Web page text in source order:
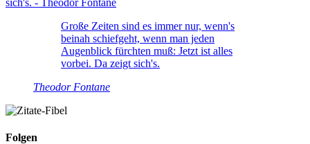
Große Zeiten sind es immer nur, wenn's
beinah schiefgeht, wenn man jeden
Augenblick fürchten muß: Jetzt ist alles
vorbei. Da zeigt sich's.
Theodor Fontane
Folgen